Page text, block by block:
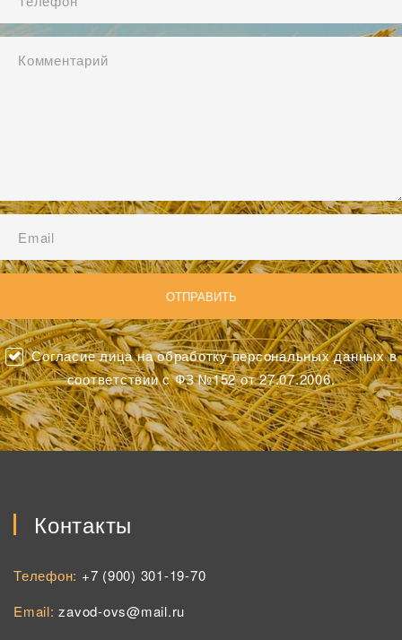
Согласие лица на обработку персональных данных в
соответствии с ФЗ №152 от 27.07.2006.
Контакты
Телефон: +7 (900) 301-19-70
Email:zavod-ovs@mail.ru